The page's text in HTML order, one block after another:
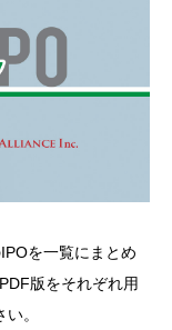
を一覧にまとめ
版をそれぞれ用
。